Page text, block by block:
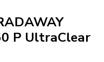
P UltraClear